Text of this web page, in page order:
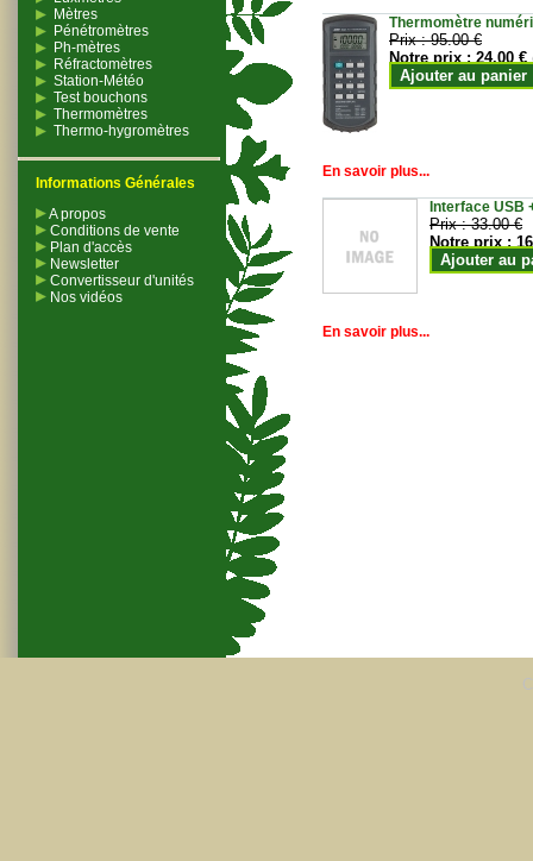
Mètres
Pénétromètres
Ph-mètres
Réfractomètres
Station-Météo
Test bouchons
Thermomètres
Thermo-hygromètres
Informations Générales
A propos
Conditions de vente
Plan d'accès
Newsletter
Convertisseur d'unités
Nos vidéos
Thermomètre
Prix :95.00 €
Notre prix :24.00 €
Ajouter au panier
En savoir plus...
Interface USB
Prix :33.00 €
Notre prix :
Ajouter au
En savoir plus...